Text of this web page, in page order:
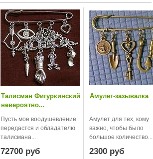
Талисман Фигуркинский
невероятно...
Пусть мое воодушевление
передастся и обладателю
талисмана...
72700 руб
Амулет-зазывалка
Амулет для тех, кому
важно, чтобы было
большое количество...
2300 руб